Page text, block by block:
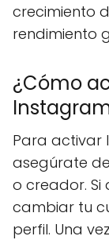
crecimiento
rendimiento
¿Cómo
Para activar
asegúrate
o creador. Si
cambiar tu
perfil. Una